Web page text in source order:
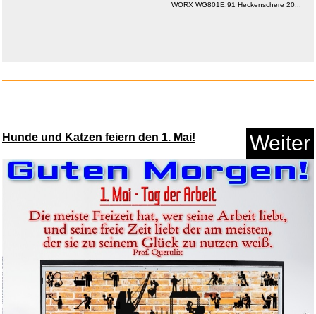
Anzeige
WORX WG801E.91 Heckenschere 20...
Hunde und Katzen feiern den 1. Mai! Weiter